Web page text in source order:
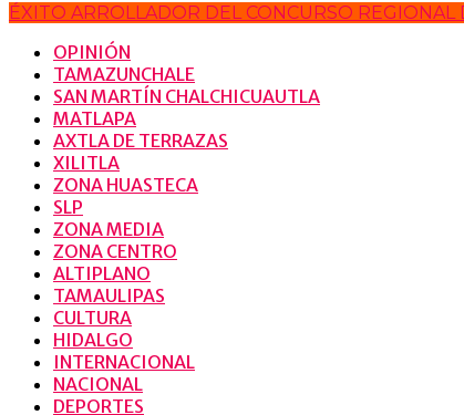
ÉXITO ARROLLADOR DEL CONCURSO
OPINIÓN
TAMAZUNCHALE
SAN MARTÍN CHALCHICUAUTLA
MATLAPA
AXTLA DE TERRAZAS
XILITLA
ZONA HUASTECA
SLP
ZONA MEDIA
ZONA CENTRO
ALTIPLANO
TAMAULIPAS
CULTURA
HIDALGO
INTERNACIONAL
NACIONAL
DEPORTES